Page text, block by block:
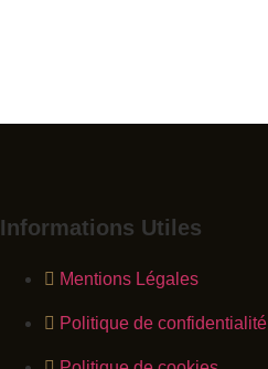
Informations Utiles
Mentions Légales
Politique de confidentialité